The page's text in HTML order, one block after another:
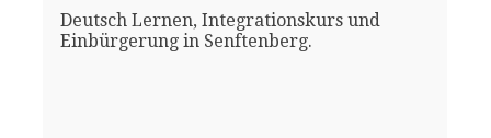
Deutsch Lernen, Integrationskurs und
Einbürgerung in Senftenberg.